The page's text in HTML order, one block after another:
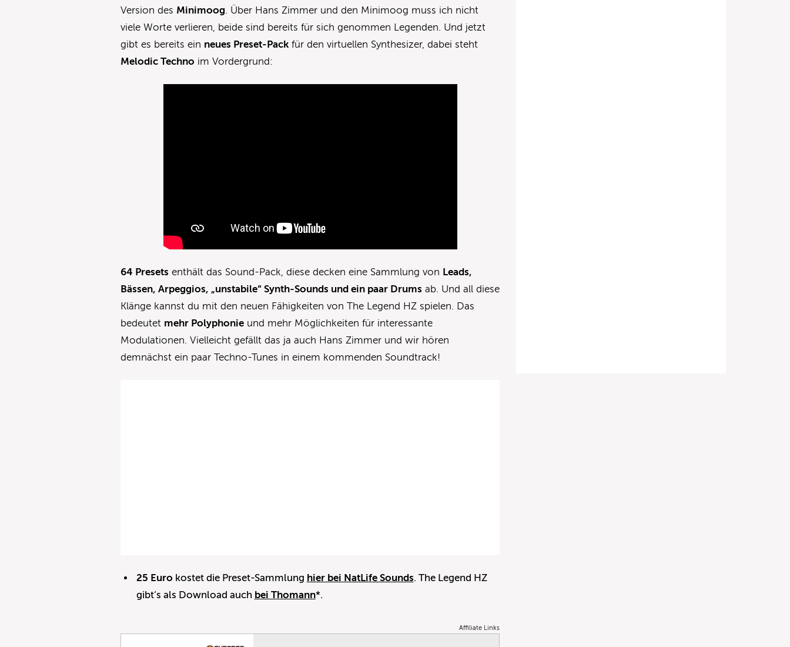
Version des Minimoog. Über Hans Zimmer und den Minimoog muss ich nicht
viele Worte verlieren, beide sind bereits für sich genommen Legenden. Und jetzt
gibt es bereits ein neues Preset-Pack für den virtuellen Synthesizer, dabei steht
Melodic Techno im Vordergrund:
64 Presets enthält das Sound-Pack, diese decken eine Sammlung von Leads,
Bässen, Arpeggios, „unstabile“ Synth-Sounds und ein paar Drums ab. Und all diese
Klänge kannst du mit den neuen Fähigkeiten von The Legend HZ spielen. Das
bedeutet mehr Polyphonie und mehr Möglichkeiten für interessante
Modulationen. Vielleicht gefällt das ja auch Hans Zimmer und wir hören
demnächst ein paar Techno-Tunes in einem kommenden Soundtrack!
25 Euro kostet die Preset-Sammlung hier bei NatLife Sounds. The Legend HZ
gibt‘s als Download auch bei Thomann*.
Affiliate Links